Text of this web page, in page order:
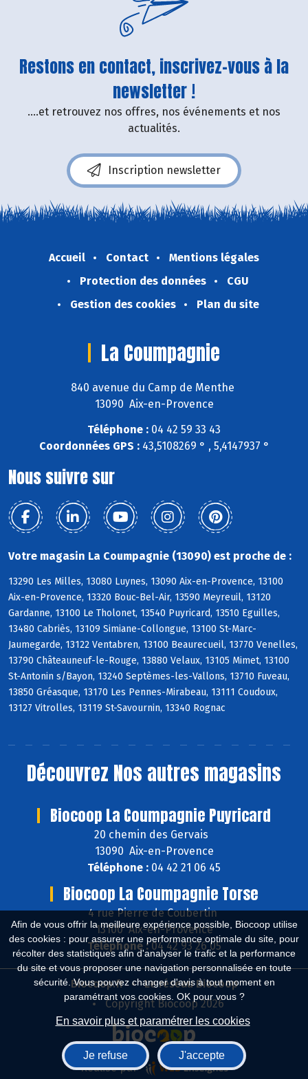
Afin de vous offrir la meilleure expérience possible, Biocoop utilise
des cookies : pour assurer une performance optimale du site, pour
récolter des statistiques afin d'analyser le trafic et la performance
du site et vous proposer une navigation personnalisée en toute
sécurité. Vous pouvez changer d'avis à tout moment en
paramétrant vos cookies. OK pour vous ?
En savoir plus et paramétrer les cookies
Je refuse J'accepte
Restons en contact, inscrivez-vous à la
newsletter !
....et retrouvez nos offres, nos événements et nos
actualités.
Inscription newsletter
Accueil Contact
Mentions légales
Protection des données
CGU
Gestion des cookies
Plan du site
La Coumpagnie
840 avenue du Camp de Menthe
13090 Aix-en-Provence
Téléphone : 04 42 59 33 43
Coordonnées GPS :43,5108269 ° , 5,4147937 °
Nous suivre sur
Votre magasin La Coumpagnie (13090) est proche de :
13290 Les Milles, 13080 Luynes, 13090 Aix-en-Provence, 13100
Aix-en-Provence, 13320 Bouc-Bel-Air, 13590 Meyreuil, 13120
Gardanne, 13100 Le Tholonet, 13540 Puyricard, 13510 Eguilles,
13480 Cabriès, 13109 Simiane-Collongue, 13100 St-Marc-
Jaumegarde, 13122 Ventabren, 13100 Beaurecueil, 13770 Venelles,
13790 Châteauneuf-le-Rouge, 13880 Velaux, 13105 Mimet, 13100
St-Antonin s/Bayon, 13240 Septèmes-les-Vallons, 13710 Fuveau,
13850 Gréasque, 13170 Les Pennes-Mirabeau, 13111 Coudoux,
13127 Vitrolles, 13119 St-Savournin, 13340 Rognac
Découvrez Nos autres magasins
Biocoop La Coumpagnie Puyricard
20 chemin des Gervais
13090 Aix-en-Provence
Téléphone : 04 42 21 06 45
Biocoop La Coumpagnie Torse
4 rue Pierre de Coubertin
13100 Aix-en-Provence
Téléphone :04 42 93 26 05
Biocoop.fr
Le réseau Biocoop
Copyright Biocoop 2026
Réalisé par